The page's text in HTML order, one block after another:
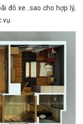
đỗ xe…sao cho hợp lý,